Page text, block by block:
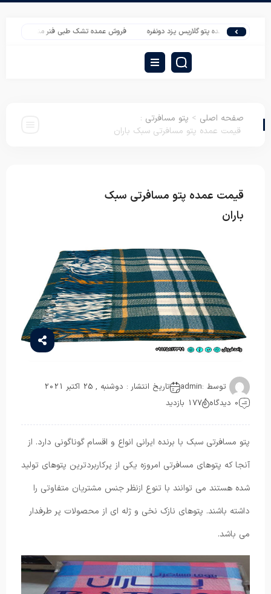
عمده پتو گلاریس یزد دونفره فروش عمده تشک طبی فنر منفصل ورونیکا
صفحه اصلی > پتو مسافرتی :
قیمت عمده پتو مسافرتی سبک باران
قیمت عمده پتو مسافرتی سبک
باران
توسط :admin
تاریخ انتشار : دوشنبه , 25 اکتبر 2021
0 دیدگاه
177 بازدید
پتو مسافرتی سبک با برنده ایرانی انواع و اقسام گوناگونی دارد. از
آنجا که پتوهای مسافرتی امروزه یکی از پرکاربردترین پتوهای تولید
شده هستند می‌ توانند با تنوع ازنظر جنس مشتریان متفاوتی را
داشته باشند. پتوهای نازک نخی و ژله ای از محصولات پر طرفدار
می باشد.